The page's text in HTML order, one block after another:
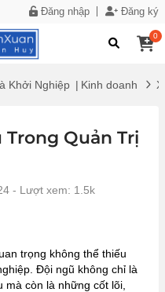
Đăng nhập Đăng ký
0
Khởi Nghiệp | Kinh doanh
Quản Trị
- Lượt xem: 1.5k
trọng không thể thiếu
Đội ngũ không chỉ là
còn là những cốt lõi,